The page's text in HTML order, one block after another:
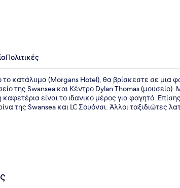
Πολιτικές
κατάλυμα (Morgans Hotel), θα βρίσκεστε σε μια
της Swansea και Κέντρο Dylan Thomas
είναι το ιδανικό μέρος για φαγητό.
της Swansea και LC Σουόνσι. Άλλοι ταξιδιώτες